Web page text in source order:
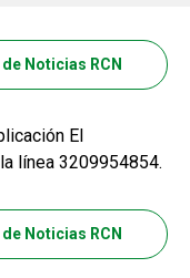
Noticias RCN
El
línea 3209954854.
Noticias RCN